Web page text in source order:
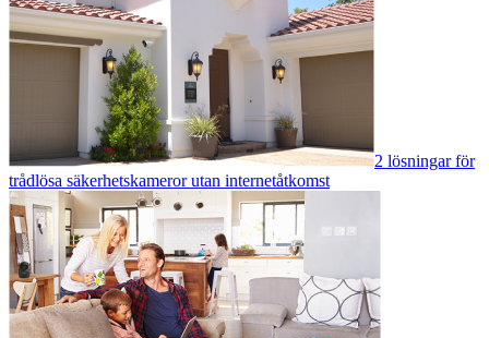
2 lösningar för
trådlösa säkerhetskameror utan internetåtkomst